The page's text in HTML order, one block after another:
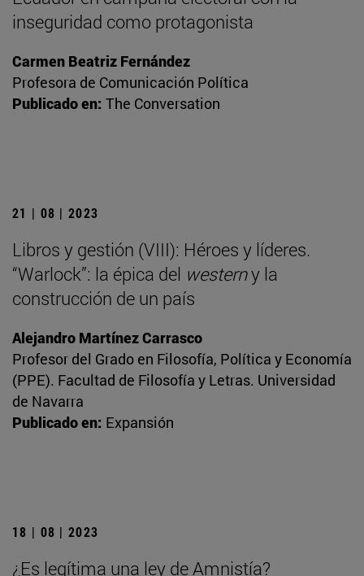
inseguridad como protagonista
Carmen Beatriz Fernández
Profesora de Comunicación Política
Publicado en: The Conversation
21 | 08 | 2023
Libros y gestión (VIII): Héroes y líderes.
“Warlock”: la épica del westerny la
construcción de un país
Alejandro Martínez Carrasco
Profesor del Grado en Filosofía, Política y Economía
(PPE). Facultad de Filosofía y Letras. Universidad
de Navarra
Publicado en: Expansión
18 | 08 | 2023
¿Es legítima una ley de Amnistía?